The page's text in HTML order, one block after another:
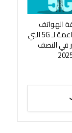
الهواتف
الجديدة الداعمة لـ 5G التي
النصف